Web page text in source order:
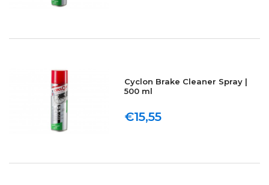
Cyclon Brake Cleaner Spray |
500 ml
€15,55